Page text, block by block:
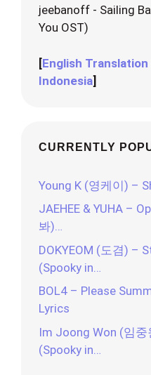
jeebanoff - Sailing
You OST)
[English Translation
Indonesia]
CURRENTLY
Young K (영케이) –
JAEHEE & YUHA –
봐)…
DOKYEOM (도겸) –
(Spooky in…
BOL4 – Please
Lyrics
Im Joong Won (임
(Spooky in…